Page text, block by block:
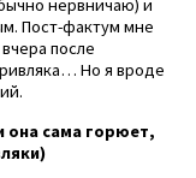
нервничаю) и
Пост-фактум мне
после
Но я вроде
она сама горюет,